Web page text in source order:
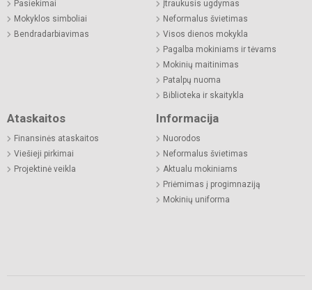
Pasiekimai
Mokyklos simboliai
Bendradarbiavimas
Įtraukusis ugdymas
Neformalus švietimas
Visos dienos mokykla
Pagalba mokiniams ir tėvams
Mokinių maitinimas
Patalpų nuoma
Biblioteka ir skaitykla
Ataskaitos
Finansinės ataskaitos
Viešieji pirkimai
Projektinė veikla
Informacija
Nuorodos
Neformalus švietimas
Aktualu mokiniams
Priėmimas į progimnaziją
Mokinių uniforma